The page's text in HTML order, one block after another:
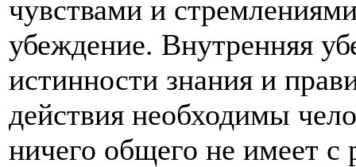
чувствами и
убеждение. Внутренняя
истинности знания и
действия необходимы
ничего общего не имеет